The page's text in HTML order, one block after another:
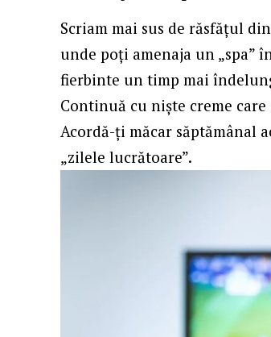
Scriam mai sus de răsfățul
unde poți amenaja un „spa”
fierbinte un timp mai
Continuă cu niște creme
Acordă-ți măcar săptămânal
„zilele lucrătoare”.